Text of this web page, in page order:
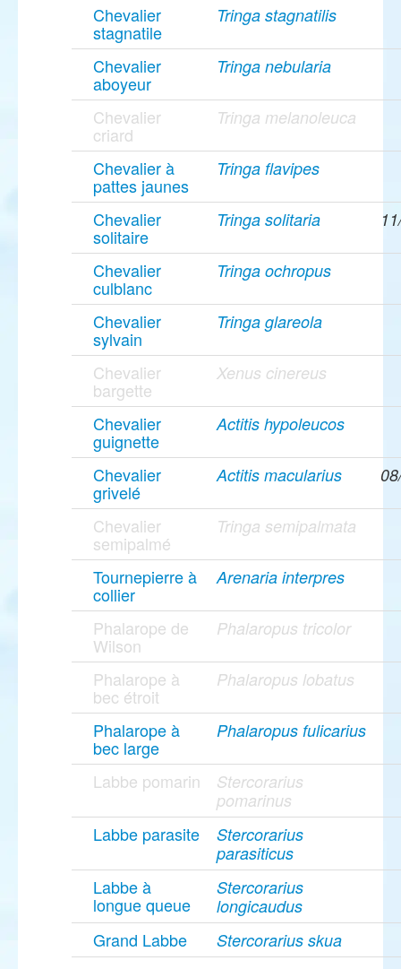
Chevalier
stagnatile
Tringa stagnatilis
Chevalier
aboyeur
Tringa nebularia
Chevalier
criard
Tringa melanoleuca
Chevalier à
pattes jaunes
Tringa flavipes
Chevalier
solitaire
Tringa solitaria
Chevalier
culblanc
Tringa ochropus
Chevalier
sylvain
Tringa glareola
Chevalier
bargette
Xenus cinereus
Chevalier
guignette
Actitis hypoleucos
Chevalier
grivelé
Actitis macularius
Chevalier
semipalmé
Tringa semipalmata
Tournepierre à
collier
Arenaria interpres
Phalarope de
Wilson
Phalaropus tricolor
Phalarope à
bec étroit
Phalaropus lobatus
Phalarope à
bec large
Phalaropus fulicarius
Labbe pomarin
Stercorarius
pomarinus
Labbe parasite
Stercorarius
parasiticus
Labbe à
longue queue
Stercorarius
longicaudus
Grand Labbe Stercorarius skua